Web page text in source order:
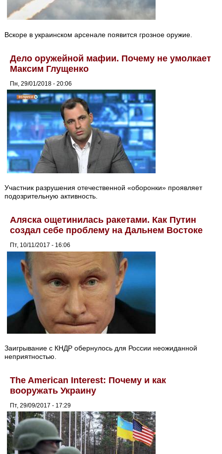
Вскоре в украинском арсенале появится грозное оружие.
Дело оружейной мафии. Почему не умолкает
Максим Глущенко
Пн, 29/01/2018 - 20:06
Участник разрушения отечественной «оборонки» проявляет
подозрительную активность.
Аляска ощетинилась ракетами. Как Путин
создал себе проблему на Дальнем Востоке
Пт, 10/11/2017 - 16:06
Заигрывание с КНДР обернулось для России неожиданной
неприятностью.
The American Interest: Почему и как
вооружать Украину
Пт, 29/09/2017 - 17:29